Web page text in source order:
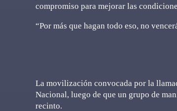
compromiso para mejorar las
“Por más que hagan todo eso, no
La movilización convocada por la
Nacional, luego de que un grupo de
recinto.